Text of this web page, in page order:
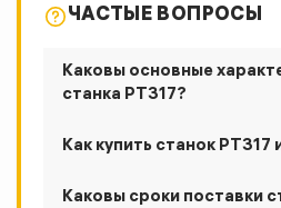
ЧАСТЫЕ ВОПРОСЫ
Каковы основные
станка РТ317?
Как купить станок РТ317
Каковы сроки поставки